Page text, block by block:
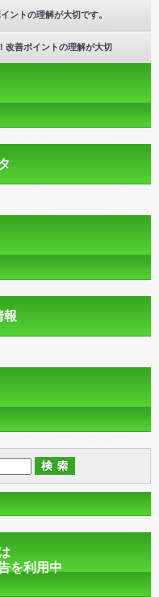
ントの理解が大切です。
改善ポイントの理解が大切
報
を利用中